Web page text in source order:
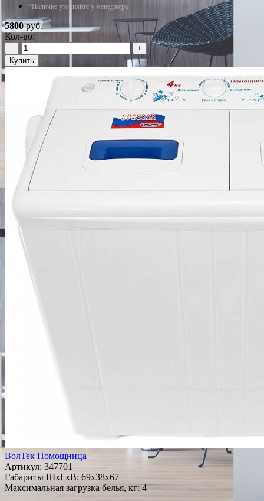
*Наличие уточняйте у менеджера
5800руб.
Кол-во:
−
+
Купить
ВолТек Помощница
Артикул: 347701
Габариты ШxГxВ: 69x38x67
Максимальная загрузка белья, кг: 4